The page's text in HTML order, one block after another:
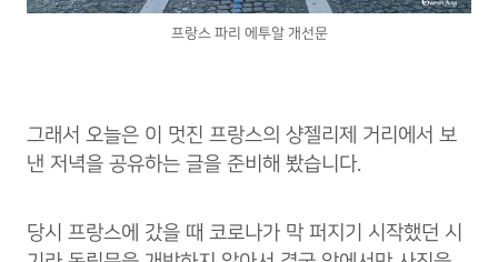
프랑스 파리 에투알 개선문
그래서 오늘은 이 멋진 프랑스의 샹젤리제 거리에서 보
낸 저녁을 공유하는 글을 준비해 봤습니다.
당시 프랑스에 갔을 때 코로나가 막 퍼지기 시작했던 시